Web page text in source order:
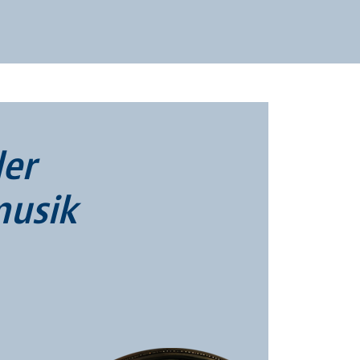
Chorleiter verschiedenster
mit anderen gemeinsam
deshalb zunächst herzlich
im Rahmen der Reihe
die Generalprobe ist am